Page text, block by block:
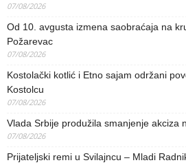
07/08/2026
Od 10. avgusta izmena saobraćaja na
Požarevac
07/08/2026
Kostolački kotlić i Etno sajam održani
Kostolcu
07/08/2026
Vlada Srbije produžila smanjenje akciza
07/08/2026
Prijateljski remi u Svilajncu – Mladi